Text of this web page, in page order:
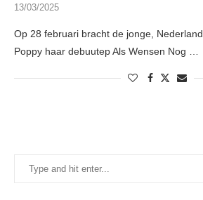
13/03/2025
Op 28 februari bracht de jonge,
Poppy haar debuutep Als Wensen Nog …